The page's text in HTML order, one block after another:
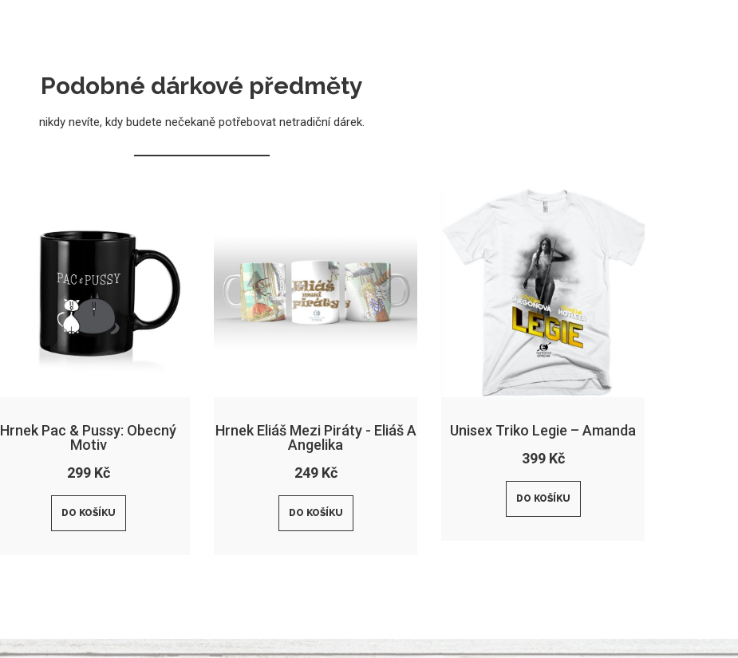
Podobné dárkové předměty
nikdy nevíte, kdy budete nečekaně potřebovat netradiční dárek.
Hrnek Pac & Pussy: Obecný
Motiv
299 Kč
DO KOŠÍKU
Hrnek Eliáš Mezi Piráty - Eliáš A
Angelika
249 Kč
DO KOŠÍKU
Unisex Triko Legie – Amanda
399 Kč
DO KOŠÍKU